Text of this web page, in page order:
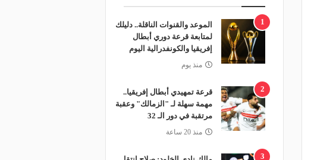
1
الموعد والقنوات الناقلة.. دليلك
لمتابعة قرعة دوري أبطال
إفريقيا والكونفدرالية اليوم
منذ يوم
2
قرعة تمهيدي أبطال إفريقيا..
مهمة سهلة لـ "الزمالك" وعقبة
مرتقبة في دور الـ 32
منذ 20 ساعة
3